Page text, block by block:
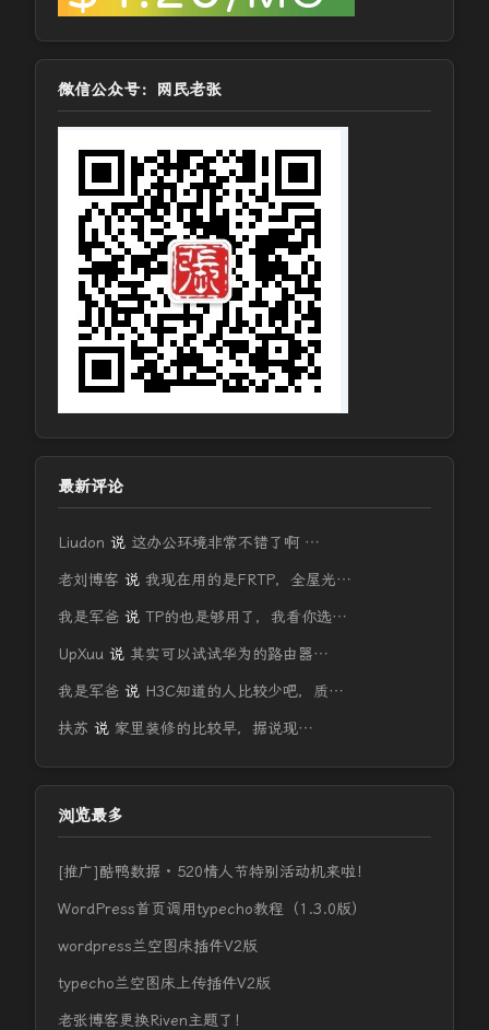
微信公众号：网民老张
最新评论
Liudon 说 这办公环境非常不错了啊 …
老刘博客 说 我现在用的是FRTP，全屋光…
我是军爸 说 TP的也是够用了，我看你选…
UpXuu 说 其实可以试试华为的路由器…
我是军爸 说 H3C知道的人比较少吧，质…
扶苏 说 家里装修的比较早，据说现…
浏览最多
[推广]酷鸭数据 · 520情人节特别活动机来啦！
WordPress首页调用typecho教程（1.3.0版）
wordpress兰空图床插件V2版
typecho兰空图床上传插件V2版
老张博客更换Riven主题了！